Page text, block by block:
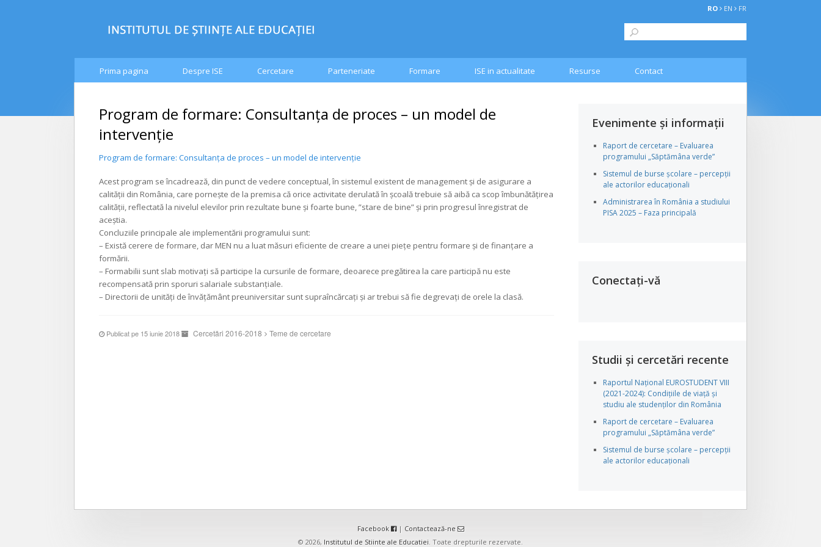
RO EN FR
Prima pagina Despre ISE Cercetare Parteneriate Formare ISE in actualitate Resurse Contact
Program de formare: Consultanţa de proces – un model de
intervenţie
Program de formare: Consultanţa de proces – un model de intervenţie
Acest program se încadrează, din punct de vedere conceptual, în sistemul existent de management şi de asigurare a
calităţii din România, care porneşte de la premisa că orice activitate derulată în şcoală trebuie să aibă ca scop îmbunătăţirea
calităţii, reflectată la nivelul elevilor prin rezultate bune şi foarte bune, ”stare de bine” şi prin progresul înregistrat de
aceştia.
Concluziile principale ale implementării programului sunt:
– Există cerere de formare, dar MEN nu a luat măsuri eficiente de creare a unei pieţe pentru formare şi de finanţare a
formării.
– Formabilii sunt slab motivaţi să participe la cursurile de formare, deoarece pregătirea la care participă nu este
recompensată prin sporuri salariale substanţiale.
– Directorii de unităţi de învăţământ preuniversitar sunt supraîncărcaţi şi ar trebui să fie degrevaţi de orele la clasă.
Publicat pe 15 iunie 2018 Cercetări 2016-2018 Teme de cercetare
Evenimente și informații
Raport de cercetare – Evaluarea
programului „Săptămâna verde”
Sistemul de burse școlare – percepții
ale actorilor educaționali
Administrarea în România a studiului
PISA 2025 – Faza principală
Conectați-vă
Studii și cercetări recente
Raportul Național EUROSTUDENT VIII
(2021-2024): Condițiile de viață și
studiu ale studenților din România
Raport de cercetare – Evaluarea
programului „Săptămâna verde”
Sistemul de burse școlare – percepții
ale actorilor educaționali
Facebook | Contactează-ne
© 2026, Institutul de Stiinte ale Educatiei. Toate drepturile rezervate.